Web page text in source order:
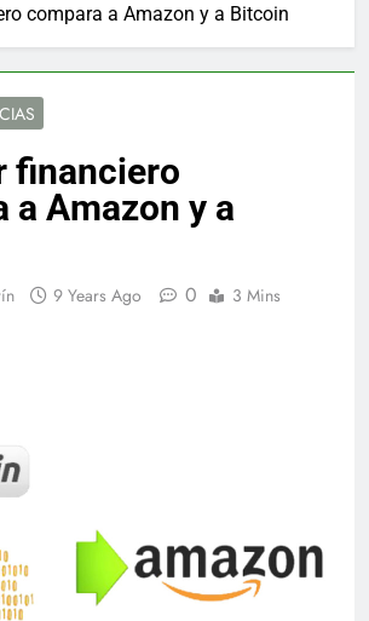
compara a Amazon y a Bitcoin
financiero
a Amazon y a
9 Years Ago 0 3 Mins